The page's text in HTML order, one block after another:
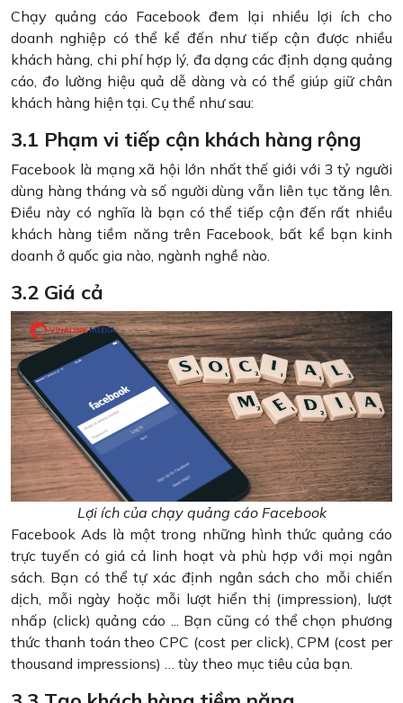
Chạy quảng cáo Facebook đem lại nhiều lợi ích cho
doanh nghiệp có thể kể đến như tiếp cận được nhiều
khách hàng, chi phí hợp lý, đa dạng các định dạng quảng
cáo, đo lường hiệu quả dễ dàng và có thể giúp giữ chân
khách hàng hiện tại. Cụ thể như sau:
3.1 Phạm vi tiếp cận khách hàng rộng
Facebook là mạng xã hội lớn nhất thế giới với 3 tỷ người
dùng hàng tháng và số người dùng vẫn liên tục tăng lên.
Điều này có nghĩa là bạn có thể tiếp cận đến rất nhiều
khách hàng tiềm năng trên Facebook, bất kể bạn kinh
doanh ở quốc gia nào, ngành nghề nào.
3.2 Giá cả
Lợi ích của chạy quảng cáo Facebook
Facebook Ads là một trong những hình thức quảng cáo
trực tuyến có giá cả linh hoạt và phù hợp với mọi ngân
sách. Bạn có thể tự xác định ngân sách cho mỗi chiến
dịch, mỗi ngày hoặc mỗi lượt hiển thị (impression), lượt
nhấp (click) quảng cáo ... Bạn cũng có thể chọn phương
thức thanh toán theo CPC (cost per click), CPM (cost per
thousand impressions) … tùy theo mục tiêu của bạn.